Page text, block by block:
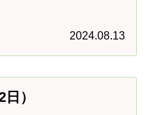
2024.08.13
）